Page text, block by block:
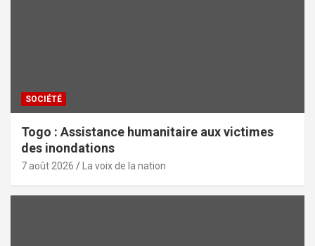
SOCIÉTÉ
Togo : Assistance humanitaire aux victimes
des inondations
7 août 2026 La voix de la nation